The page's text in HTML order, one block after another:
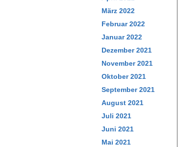
März 2022
Februar 2022
Januar 2022
Dezember 2021
November 2021
Oktober 2021
September 2021
August 2021
Juli 2021
Juni 2021
Mai 2021